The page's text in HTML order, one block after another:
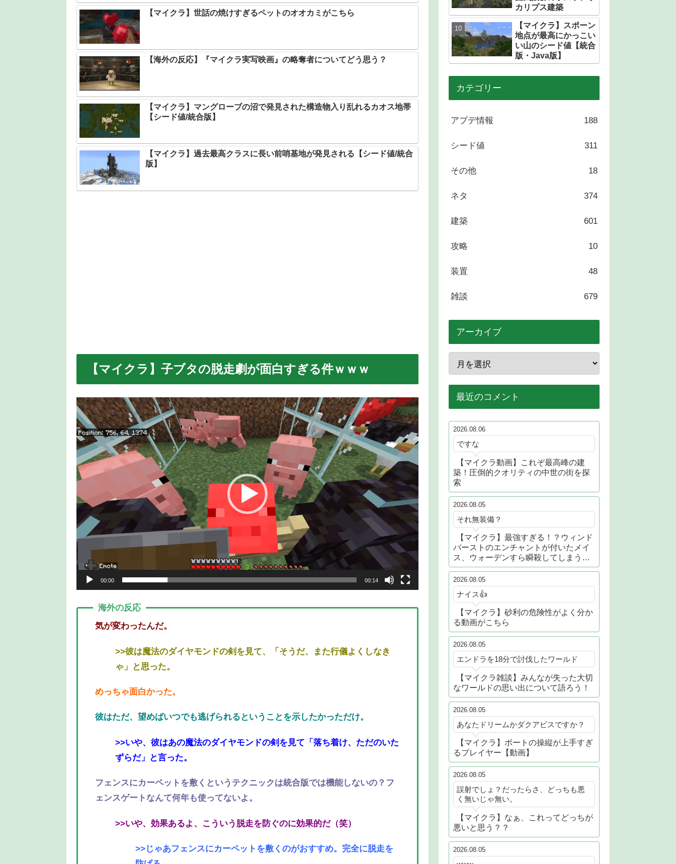
【マイクラ】世話の焼けすぎるペットのオオカミがこちら
【海外の反応】『マイクラ実写映画』の略奪者についてどう思う？
【マイクラ】マングローブの沼で発見された構造物入り乱れるカオス地帯
【シード値/統合版】
【マイクラ】過去最高クラスに長い前哨基地が発見される【シード値/統合
版】
【マイクラ】子ブタの脱走劇が面白すぎる件ｗｗｗ
動
画
プ
レ
ー
ヤ
ー
00:00 00:14
海外の反応
気が変わったんだ。
>>彼は魔法のダイヤモンドの剣を見て、「そうだ、また行儀よくしなき
ゃ」と思った。
めっちゃ面白かった。
彼はただ、望めばいつでも逃げられるということを示したかっただけ。
>>いや、彼はあの魔法のダイヤモンドの剣を見て「落ち着け、ただのいた
ずらだ」と言った。
フェンスにカーペットを敷くというテクニックは統合版では機能しないの？フ
ェンスゲートなんて何年も使ってないよ。
>>いや、効果あるよ、こういう脱走を防ぐのに効果的だ（笑）
>>じゃあフェンスにカーペットを敷くのがおすすめ。完全に脱走を
カリプス建築
【マイクラ】スポーン
地点が最高にかっこい
い山のシード値【統合
版・Java版】
カテゴリー
アプデ情報 188
シード値 311
その他 18
ネタ 374
建築 601
攻略 10
装置 48
雑談 679
アーカイブ
最近のコメント
2026.08.06
ですな
【マイクラ動画】これぞ最高峰の建
築！圧倒的クオリティの中世の街を探
索
2026.08.05
それ無装備？
【マイクラ】最強すぎる！？ウィンド
バーストのエンチャントが付いたメイ
ス、ウォーデンすら瞬殺してしまう…
2026.08.05
ナイス👍
【マイクラ】砂利の危険性がよく分か
る動画がこちら
2026.08.05
エンドラを18分で討伐したワールド
【マイクラ雑談】みんなが失った大切
なワールドの思い出について語ろう！
2026.08.05
あなたドリームかダクアビスですか？
【マイクラ】ボートの操縦が上手すぎ
るプレイヤー【動画】
2026.08.05
誤射でしょ？だったらさ、どっちも悪
く無いじゃ無い。
【マイクラ】なぁ、これってどっちが
悪いと思う？？
2026.08.05